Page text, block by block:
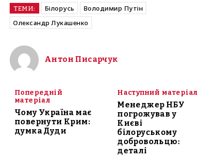
ТЕМИ: Білорусь
Володимир Путін
Олександр Лукашенко
Антон Писарчук
Попередній
матеріал
Чому Україна має
повернути Крим:
думка Дуди
Наступний матеріал
Менеджер НБУ
погрожував у
Києві
білоруському
добровольцю:
деталі